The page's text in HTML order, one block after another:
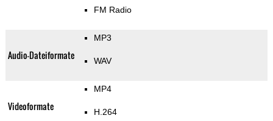
FM Radio
Audio-Dateiformate
MP3
WAV
Videoformate
MP4
H.264